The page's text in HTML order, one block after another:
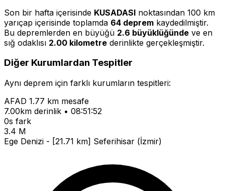
Son bir hafta içerisinde KUSADASI noktasından 100 km
yarıçap içerisinde toplamda 64 deprem kaydedilmiştir.
Bu depremlerden en büyüğü 2.6 büyüklüğünde ve en
sığ odaklısı 2.00 kilometre derinlikte gerçekleşmiştir.
Diğer Kurumlardan Tespitler
Aynı deprem için farklı kurumların tespitleri:
AFAD 1.77 km mesafe
7.00km derinlik • 08:51:52
0s fark
3.4 M
Ege Denizi - [21.71 km] Seferihisar (İzmir)